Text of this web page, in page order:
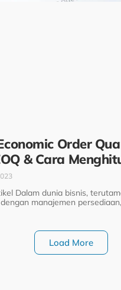
Order
& Cara
Dalam dunia bisnis,
manajemen
Load More